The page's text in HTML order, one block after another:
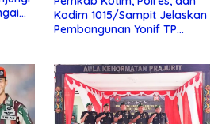
Kodim 1015/Sampit Jelaskan
Pembangunan Yonif TP